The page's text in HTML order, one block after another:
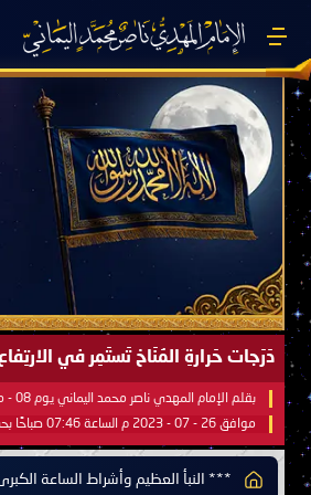
صَيْفُ سَقَرَ يَبدأُ في اجتياحِ شِتاءِ القُطبِ
بقلم الإمام المهدي ناصر محمد اليماني يوم 18 - جمادى الآخرة - 1445 هـ
موافق 31 - 12 - 2023 م الساعة 07:44 صباحًا بحسب التقويم الرسمي لأمّ القُرى
*** النبأ العظيم وأشراط الساعة